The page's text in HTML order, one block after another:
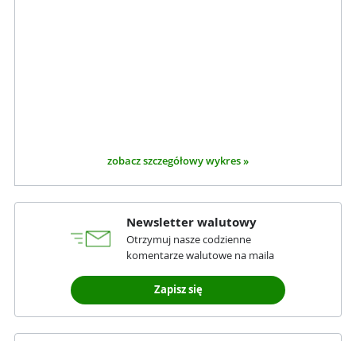
zobacz szczegółowy wykres »
Newsletter walutowy
Otrzymuj nasze codzienne
komentarze walutowe na maila
Zapisz się